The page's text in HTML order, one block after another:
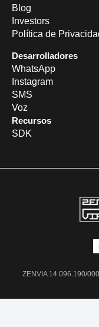
Blog
Investors
Política de
Desarrolladores
WhatsApp
Instagram
SMS
Voz
Recursos
SDK
ZENVIA 14.096.190/